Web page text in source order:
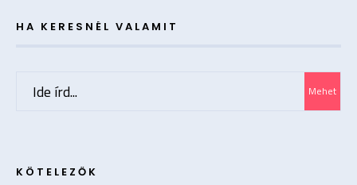
HA KERESNÉL VALAMIT
Mehet
KÖTELEZŐK